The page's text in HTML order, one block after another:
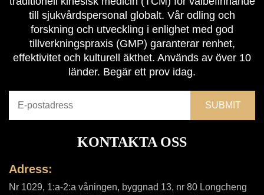
till sjukvårdspersonal globalt. Vår odling och
forskning och utveckling i enlighet med god
tillverkningspraxis (GMP) garanterar renhet,
effektivitet och kulturell äkthet. Används av över 10
länder. Begär ett prov idag.
KONTAKTA OSS
Adress:
Nr 1029, 1:a-2:a våningen, byggnad 13, nr 80 Longcheng